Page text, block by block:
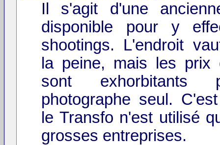
Il s'agit d'une
disponible pour y
shootings. L'endroit
la peine, mais les prix
sont exhorbitants
photographe seul.
le Transfo n'est utilisé
grosses entreprises.